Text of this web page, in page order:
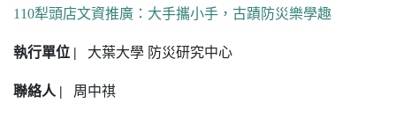
110犁頭店文資推廣：大手攜小手，古蹟防災樂學趣
執行單位 | 大葉大學 防災研究中心
聯絡人 | 周中祺